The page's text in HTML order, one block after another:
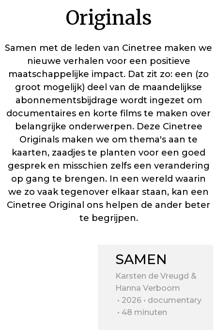
Originals
Samen met de leden van Cinetree maken we
nieuwe verhalen voor een positieve
maatschappelijke impact. Dat zit zo: een (zo
groot mogelijk) deel van de maandelijkse
abonnementsbijdrage wordt ingezet om
documentaires en korte films te maken over
belangrijke onderwerpen. Deze Cinetree
Originals maken we om thema's aan te
kaarten, zaadjes te planten voor een goed
gesprek en misschien zelfs een verandering
op gang te brengen. In een wereld waarin
we zo vaak tegenover elkaar staan, kan een
Cinetree Original ons helpen de ander beter
te begrijpen.
SAMEN
Karsten de Vreugd &
Hanna Verboom
2026
documentary
48 minuten